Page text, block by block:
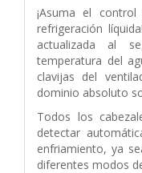
¡Asuma el
refrigeración
actualizada al
temperatura del
clavijas del
dominio absoluto
Todos los
detectar
enfriamiento, ya
diferentes modos